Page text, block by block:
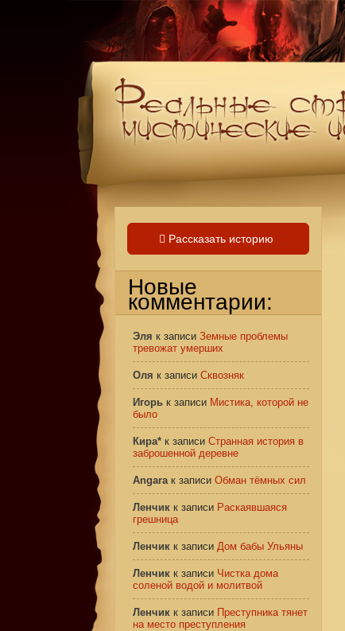
Рассказать историю
Новые
комментарии:
Эля к записи Земные проблемы
тревожат умерших
Оля к записи Сквозняк
Игорь к записи Мистика, которой не
было
Кира* к записи Странная история в
заброшенной деревне
Angaraк записи Обман тёмных сил
Ленчик к записи Раскаявшаяся
грешница
Ленчик к записи Дом бабы Ульяны
Ленчик к записи Чистка дома
соленой водой и молитвой
Ленчик к записи Преступника тянет
на место преступления